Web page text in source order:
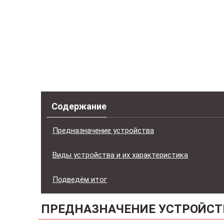
Содержание
Предназначение устройства
Виды устройства и их характеристика
Подведём итог
ПРЕДНАЗНАЧЕНИЕ